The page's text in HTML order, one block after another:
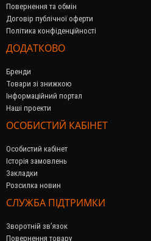
Повернення та обмін
Договір публічної оферти
Політика конфіденційності
ДОДАТКОВО
Бренди
Товари зі знижкою
Інформаційний портал
Наші проекти
ОСОБИСТИЙ КАБІНЕТ
Особистий кабінет
Історія замовлень
Закладки
Розсилка новин
СЛУЖБА ПІДТРИМКИ
Зворотній зв’язок
Повернення товару